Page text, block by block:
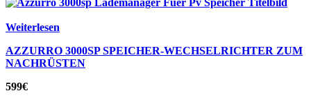
Weiterlesen
AZZURRO 3000SP SPEICHER-WECHSELRICHTER ZUM
NACHRÜSTEN
599€